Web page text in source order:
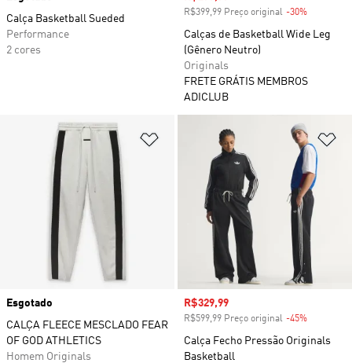
Calça Basketball Sueded
Performance
2 cores
R$399,99 Preço original -30%
Calças de Basketball Wide Leg
(Gênero Neutro)
Originals
FRETE GRÁTIS MEMBROS
ADICLUB
Adicionar à Lista de Desejos
Esgotado
CALÇA FLEECE MESCLADO FEAR
OF GOD ATHLETICS
Homem Originals
Preço com desconto
R$329,99
R$599,99 Preço original -45%
Calça Fecho Pressão Originals
Basketball